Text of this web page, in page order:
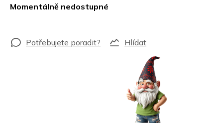
Momentálně nedostupné
Hlídat